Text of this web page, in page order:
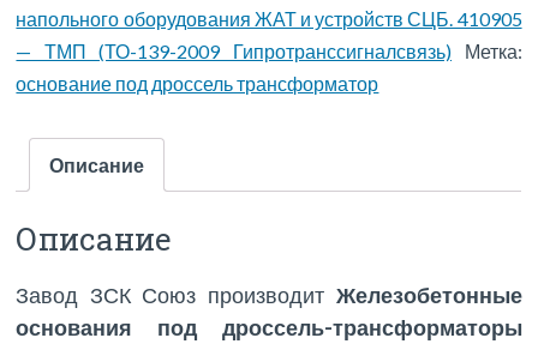
напольного оборудования ЖАТ и устройств СЦБ. 410905
— ТМП (ТО-139-2009 Гипротранссигналсвязь)
Метка:
основание под дроссель трансформатор
Описание
Описание
Завод ЗСК Союз производит Железобетонные
основания под дроссель-трансформаторы